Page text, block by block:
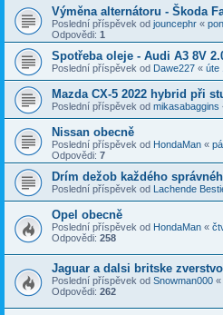
Výměna alternátoru - Škoda
Poslední příspěvek od jouncephr «
Odpovědi: 1
Spotřeba oleje - Audi A3 8V
Poslední příspěvek od Dawe227 « úte
Mazda CX-5 2022 hybrid při
Poslední příspěvek od mikasabaggins
Nissan obecně
Poslední příspěvek od HondaMan «
Odpovědi: 7
Drím dežob každého
Poslední příspěvek od Lachende
Opel obecně
Poslední příspěvek od HondaMan «
Odpovědi: 258
Jaguar a dalsi britske zverstvo
Poslední příspěvek od Snowman000 «
Odpovědi: 262